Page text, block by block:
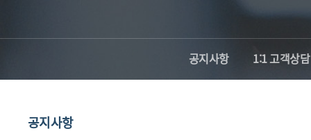
공지사항 1:1 고객상담
공지사항